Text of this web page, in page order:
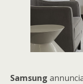
Samsung